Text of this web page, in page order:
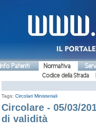
Info Patenti Normativa
Codice della Strada
Tags: Circolari Ministeriali
Circolare - 05/03/
di validità